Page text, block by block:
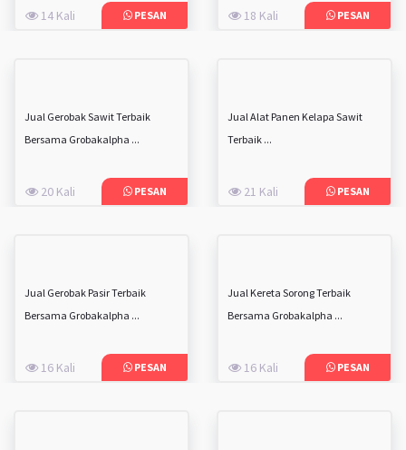
14 Kali PESAN 18 Kali PESAN
Jual Gerobak Sawit Terbaik
Bersama Grobakalpha ...
20 Kali PESAN
Jual Alat Panen Kelapa Sawit
Terbaik ...
21 Kali PESAN
Jual Gerobak Pasir Terbaik
Bersama Grobakalpha ...
16 Kali PESAN
Jual Kereta Sorong Terbaik
Bersama Grobakalpha ...
16 Kali PESAN